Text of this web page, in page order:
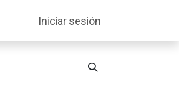
Iniciar sesión